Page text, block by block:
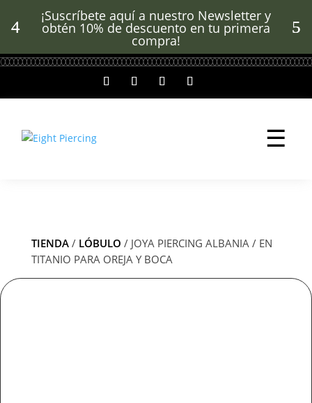
¡Suscríbete aquí a nuestro Newsletter y
obtén 10% de descuento en tu primera
compra!
☰
TIENDA/ LÓBULO / JOYA PIERCING ALBANIA / EN
TITANIO PARA OREJA Y BOCA